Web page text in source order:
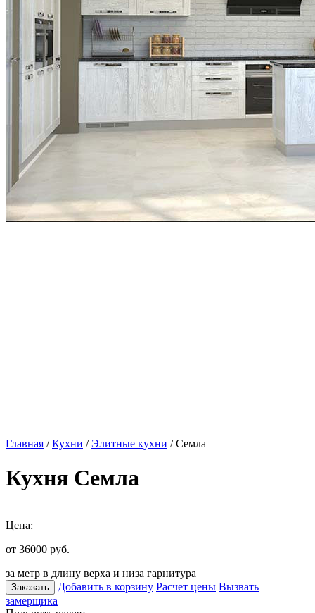
Главная /Кухни /Элитные кухни / Семла
Кухня Семла
Цена:
от 36000 руб.
за метр в длину верха и низа гарнитура
Заказать Добавить в корзину Расчет цены Вызвать
замерщика